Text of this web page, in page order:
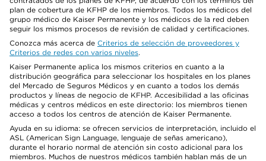
plan de cobertura de KFHP de los miembros. Todos los médicos del
grupo médico de Kaiser Permanente y los médicos de la red deben
seguir los mismos procesos de revisión de calidad y certificaciones.
Conozca más acerca de Criterios de selección de proveedores y
Criterios de redes con varios niveles.
Kaiser Permanente aplica los mismos criterios en cuanto a la
distribución geográfica para seleccionar los hospitales en los planes
del Mercado de Seguros Médicos y en cuanto a todos los demás
productos y líneas de negocio de KFHP. Accesibilidad a las oficinas
médicas y centros médicos en este directorio: los miembros tienen
acceso a todos los centros de atención de Kaiser Permanente.
Ayuda en su idioma: se ofrecen servicios de interpretación, incluido el
ASL (American Sign Language, lenguaje de señas americano),
durante el horario normal de atención sin costo adicional para los
miembros. Muchos de nuestros médicos también hablan más de un